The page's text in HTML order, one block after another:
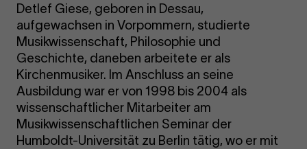
Detlef Giese, geboren in Dessau,
aufgewachsen in Vorpommern, studierte
Musikwissenschaft, Philosophie und
Geschichte, daneben arbeitete er als
Kirchenmusiker. Im Anschluss an seine
Ausbildung war er von 1998 bis 2004 als
wissenschaftlicher Mitarbeiter am
Musikwissenschaftlichen Seminar der
Humboldt-Universität zu Berlin tätig, wo er mit